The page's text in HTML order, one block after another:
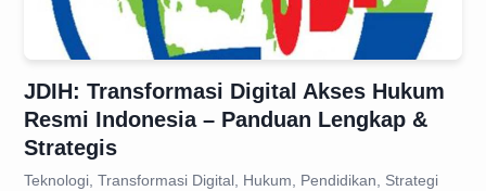
JDIH: Transformasi Digital Akses Hukum
Resmi Indonesia – Panduan Lengkap &
Strategis
Teknologi, Transformasi Digital, Hukum, Pendidikan, Strategi